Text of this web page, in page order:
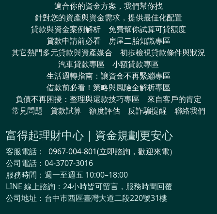
適合你的資金方案，我們幫你找
針對您的資產與資金需求，提供最佳化配置
貸款與資金案例解析
免費幫你試算可貸額度
貸款申請前必看
房屋二胎知識專區
其它熱門多元貸款與資產媒合
初歩檢視貸款條件與狀況
汽車貸款專區
小額貸款專區
生活週轉指南：讓資金不再緊繃專區
借款前必看！策略與風險全解析專區
負債不再困擾：整理與還款技巧專區
來自客戶的肯定
常見問題
貸款試算 額度評估 反詐騙提醒 聯絡我們
富得起理財中心｜資金規劃更安心
客服電話：
0967-004-801(立即諮詢，歡迎來電）
公司電話：04-3707-3016
服務時間：週一至週五 10:00–18:00
LINE 線上諮詢：24小時皆可留言，服務時間回覆
公司地址：台中市西區臺灣大道二段220號31樓